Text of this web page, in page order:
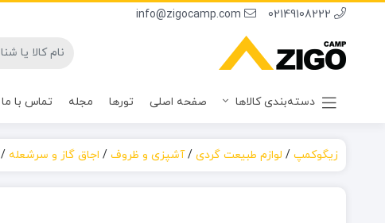
02149108222
info@zigocamp.com
دسته‌بندی کالاها صفحه اصلی تورها مجله تماس با ما
زیگوکمپ/ لوازم طبیعت گردی/آشپزی و ظروف/ اجاق گاز و سرشعله /